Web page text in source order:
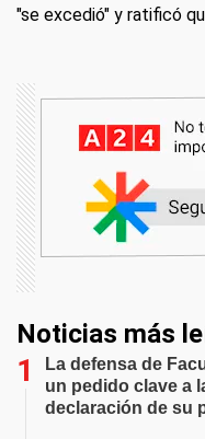
"se excedió" y ratificó
Noticias más
La defensa de
un pedido clave a
declaración de su